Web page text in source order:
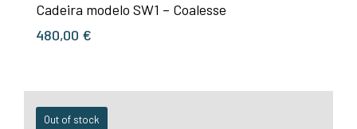
Cadeira modelo SW1 – Coalesse
480,00 €
Out of stock